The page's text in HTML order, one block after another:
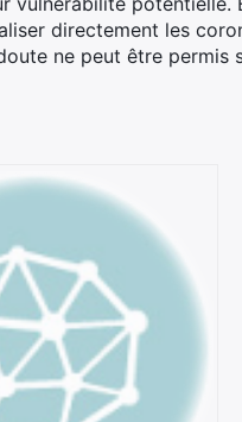
directement les
ne peut être permis